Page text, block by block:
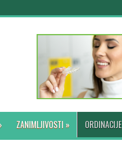
ZANIMLJIVOSTI » ORDINACIJE